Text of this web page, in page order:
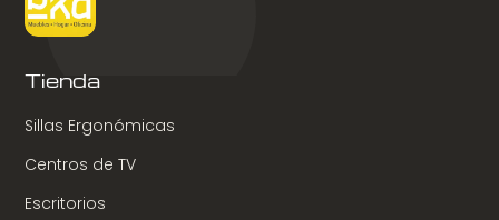
Tienda
Sillas Ergonómicas
Centros de TV
Escritorios